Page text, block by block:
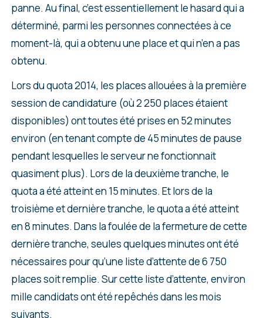
panne. Au final, c’est essentiellement le hasard qui a
déterminé, parmi les personnes connectées à ce
moment-là, qui a obtenu une place et qui n’en a pas
obtenu.
Lors du quota 2014, les places allouées à la première
session de candidature (où 2 250 places étaient
disponibles) ont toutes été prises en 52 minutes
environ (en tenant compte de 45 minutes de pause
pendant lesquelles le serveur ne fonctionnait
quasiment plus). Lors de la deuxième tranche, le
quota a été atteint en 15 minutes. Et lors de la
troisième et dernière tranche, le quota a été atteint
en 8 minutes. Dans la foulée de la fermeture de cette
dernière tranche, seules quelques minutes ont été
nécessaires pour qu’une liste d’attente de 6 750
places soit remplie. Sur cette liste d’attente, environ
mille candidats ont été repêchés dans les mois
suivants.